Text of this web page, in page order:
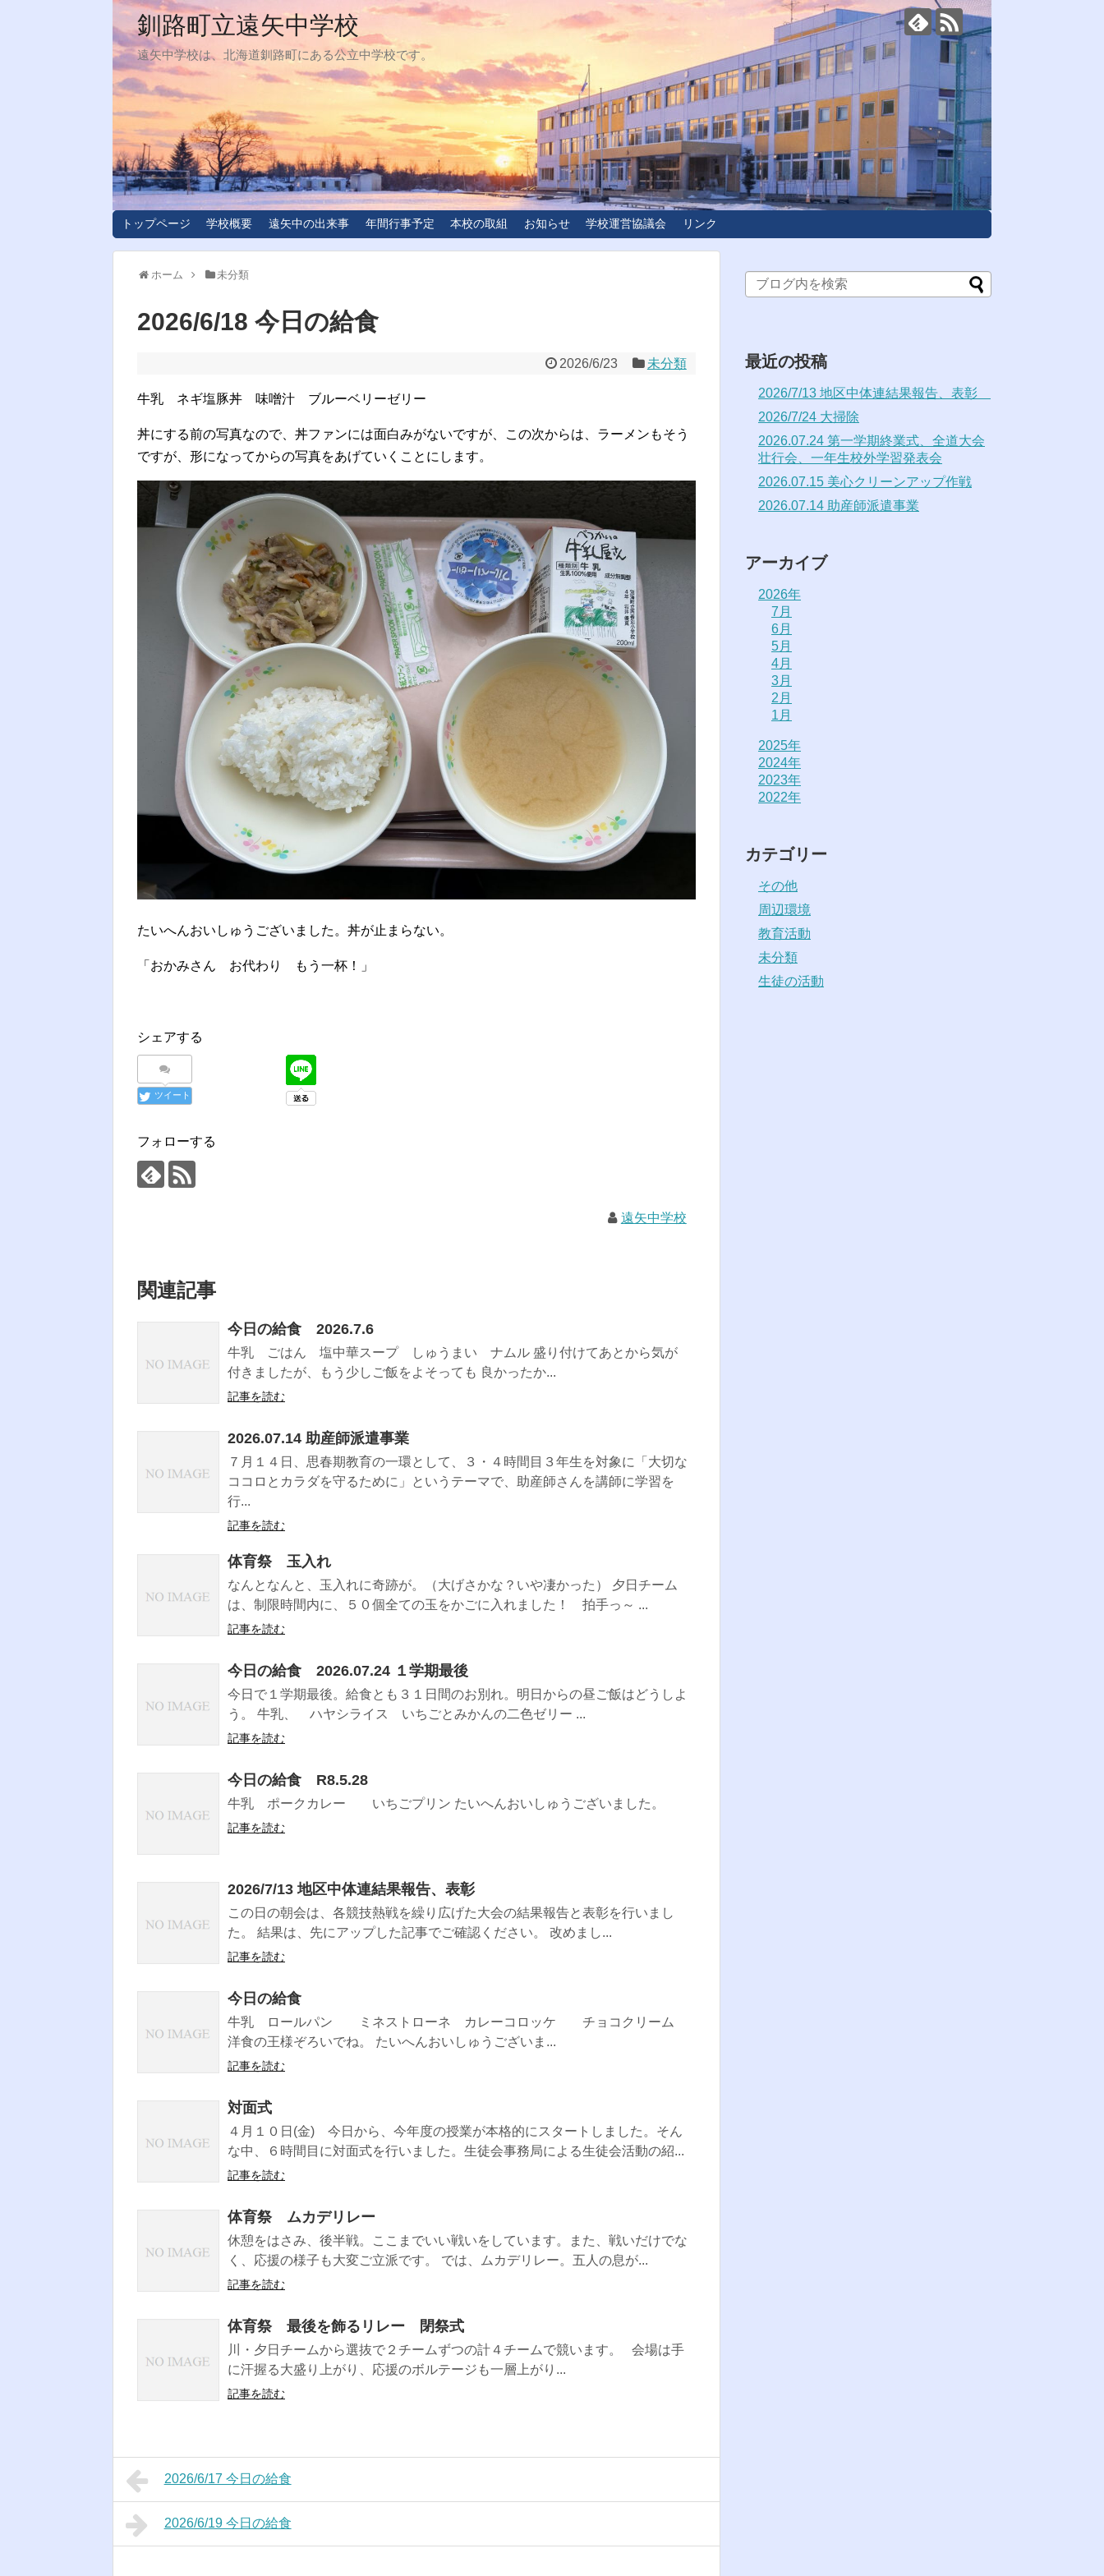
釧路町立遠矢中学校
遠矢中学校は、北海道釧路町にある公立中学校です。
トップページ 学校概要 遠矢中の出来事 年間行事予定 本校の取組 お知らせ 学校運営協議会 リンク
ホーム 未分類
2026/6/18 今日の給食
2026/6/23 未分類
牛乳 ネギ塩豚丼 味噌汁 ブルーベリーゼリー
丼にする前の写真なので、丼ファンには面白みがないですが、この次からは、ラーメンもそう
ですが、形になってからの写真をあげていくことにします。
たいへんおいしゅうございました。丼が止まらない。
「おかみさん お代わり もう一杯！」
シェアする
ツイート
フォローする
遠矢中学校
関連記事
今日の給食 2026.7.6
牛乳 ごはん 塩中華スープ しゅうまい ナムル 盛り付けてあとから気が
付きましたが、もう少しご飯をよそっても 良かったか...
記事を読む
2026.07.14 助産師派遣事業
７月１４日、思春期教育の一環として、３・４時間目３年生を対象に「大切な
ココロとカラダを守るために」というテーマで、助産師さんを講師に学習を
行...
記事を読む
体育祭 玉入れ
なんとなんと、玉入れに奇跡が。（大げさかな？いや凄かった） 夕日チーム
は、制限時間内に、５０個全ての玉をかごに入れました！ 拍手っ～ ...
記事を読む
今日の給食 2026.07.24 １学期最後
今日で１学期最後。給食とも３１日間のお別れ。明日からの昼ご飯はどうしよ
う。 牛乳、 ハヤシライス いちごとみかんの二色ゼリー ...
記事を読む
今日の給食 R8.5.28
牛乳 ポークカレー いちごプリン たいへんおいしゅうございました。
記事を読む
2026/7/13 地区中体連結果報告、表彰
この日の朝会は、各競技熱戦を繰り広げた大会の結果報告と表彰を行いまし
た。 結果は、先にアップした記事でご確認ください。 改めまし...
記事を読む
今日の給食
牛乳 ロールパン ミネストローネ カレーコロッケ チョコクリーム
洋食の王様ぞろいでね。 たいへんおいしゅうございま...
記事を読む
対面式
４月１０日(金) 今日から、今年度の授業が本格的にスタートしました。そん
な中、６時間目に対面式を行いました。生徒会事務局による生徒会活動の紹...
記事を読む
体育祭 ムカデリレー
休憩をはさみ、後半戦。ここまでいい戦いをしています。また、戦いだけでな
く、応援の様子も大変ご立派です。 では、ムカデリレー。五人の息が...
記事を読む
体育祭 最後を飾るリレー 閉祭式
川・夕日チームから選抜で２チームずつの計４チームで競います。 会場は手
に汗握る大盛り上がり、応援のボルテージも一層上がり...
記事を読む
2026/6/17 今日の給食
2026/6/19 今日の給食
最近の投稿
2026/7/13 地区中体連結果報告、表彰
2026/7/24 大掃除
2026.07.24 第一学期終業式、全道大会
壮行会、一年生校外学習発表会
2026.07.15 美心クリーンアップ作戦
2026.07.14 助産師派遣事業
アーカイブ
2026年
7月
6月
5月
4月
3月
2月
1月
2025年
2024年
2023年
2022年
カテゴリー
その他
周辺環境
教育活動
未分類
生徒の活動